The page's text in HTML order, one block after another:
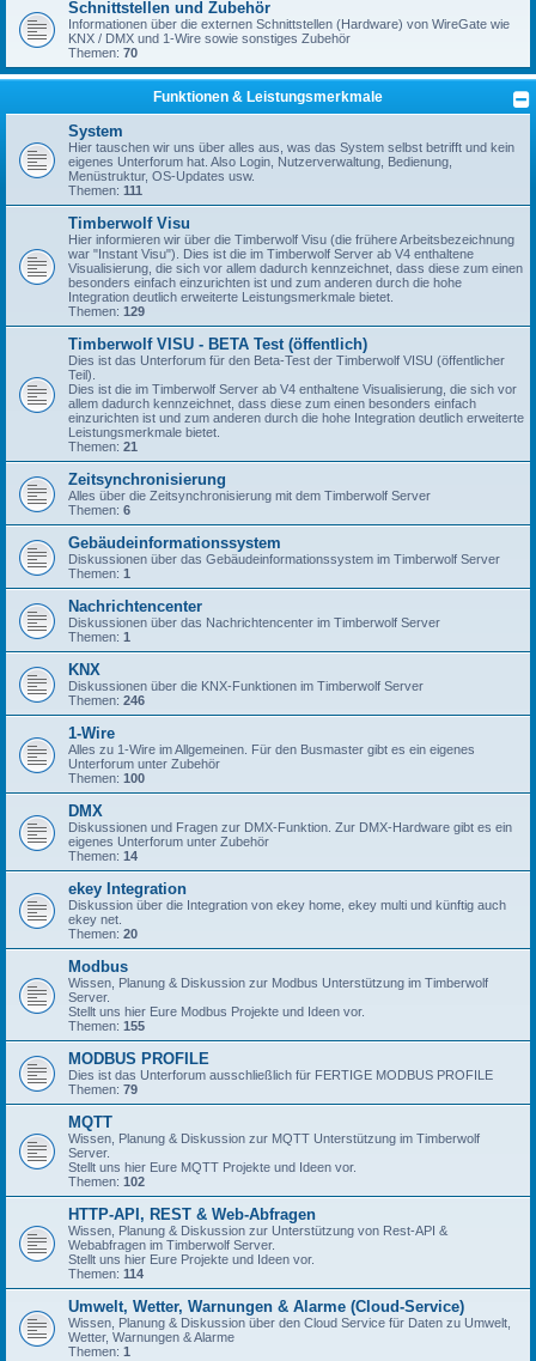
Schnittstellen und Zubehör
Informationen über die externen Schnittstellen (Hardware) von WireGate wie
KNX / DMX und 1-Wire sowie sonstiges Zubehör
Themen: 70
Funktionen & Leistungsmerkmale
System
Hier tauschen wir uns über alles aus, was das System selbst betrifft und kein
eigenes Unterforum hat. Also Login, Nutzerverwaltung, Bedienung,
Menüstruktur, OS-Updates usw.
Themen: 111
Timberwolf Visu
Hier informieren wir über die Timberwolf Visu (die frühere Arbeitsbezeichnung
war "Instant Visu"). Dies ist die im Timberwolf Server ab V4 enthaltene
Visualisierung, die sich vor allem dadurch kennzeichnet, dass diese zum einen
besonders einfach einzurichten ist und zum anderen durch die hohe
Integration deutlich erweiterte Leistungsmerkmale bietet.
Themen: 129
Timberwolf VISU - BETA Test (öffentlich)
Dies ist das Unterforum für den Beta-Test der Timberwolf VISU (öffentlicher
Teil).
Dies ist die im Timberwolf Server ab V4 enthaltene Visualisierung, die sich vor
allem dadurch kennzeichnet, dass diese zum einen besonders einfach
einzurichten ist und zum anderen durch die hohe Integration deutlich erweiterte
Leistungsmerkmale bietet.
Themen: 21
Zeitsynchronisierung
Alles über die Zeitsynchronisierung mit dem Timberwolf Server
Themen: 6
Gebäudeinformationssystem
Diskussionen über das Gebäudeinformationssystem im Timberwolf Server
Themen: 1
Nachrichtencenter
Diskussionen über das Nachrichtencenter im Timberwolf Server
Themen: 1
KNX
Diskussionen über die KNX-Funktionen im Timberwolf Server
Themen: 246
1-Wire
Alles zu 1-Wire im Allgemeinen. Für den Busmaster gibt es ein eigenes
Unterforum unter Zubehör
Themen: 100
DMX
Diskussionen und Fragen zur DMX-Funktion. Zur DMX-Hardware gibt es ein
eigenes Unterforum unter Zubehör
Themen: 14
ekey Integration
Diskussion über die Integration von ekey home, ekey multi und künftig auch
ekey net.
Themen: 20
Modbus
Wissen, Planung & Diskussion zur Modbus Unterstützung im Timberwolf
Server.
Stellt uns hier Eure Modbus Projekte und Ideen vor.
Themen: 155
MODBUS PROFILE
Dies ist das Unterforum ausschließlich für FERTIGE MODBUS PROFILE
Themen: 79
MQTT
Wissen, Planung & Diskussion zur MQTT Unterstützung im Timberwolf
Server.
Stellt uns hier Eure MQTT Projekte und Ideen vor.
Themen: 102
HTTP-API, REST & Web-Abfragen
Wissen, Planung & Diskussion zur Unterstützung von Rest-API &
Webabfragen im Timberwolf Server.
Stellt uns hier Eure Projekte und Ideen vor.
Themen: 114
Umwelt, Wetter, Warnungen & Alarme (Cloud-Service)
Wissen, Planung & Diskussion über den Cloud Service für Daten zu Umwelt,
Wetter, Warnungen & Alarme
Themen: 1